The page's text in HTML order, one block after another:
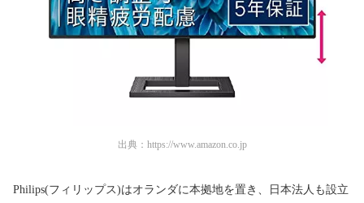
出典： https://www.amazon.co.jp
Philips(フィリップス)はオランダに本拠地を置き、日本法人も設立